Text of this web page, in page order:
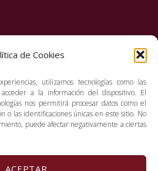
de Cookies
utilizamos tecnologías como las
a la información del dispositivo. El
nos permitirá procesar datos como el
o las identificaciones únicas en este sitio. No
puede afectar negativamente a ciertas
ACEPTAR